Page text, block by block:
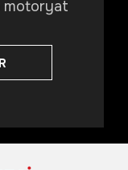
motoryat